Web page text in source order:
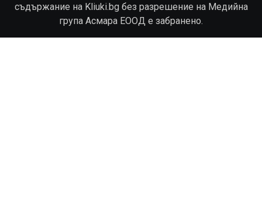
съдържание на Kliuki.bg без разрешение на Медийна
група Асмара ЕООД е забранено.